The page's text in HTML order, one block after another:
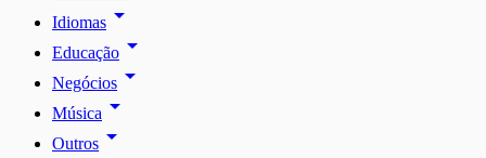
Idiomas arrow_drop_down
Educação arrow_drop_down
Negócios arrow_drop_down
Música arrow_drop_down
Outros arrow_drop_down